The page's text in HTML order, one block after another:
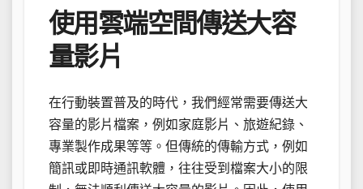
使用雲端空間傳送大容
量影片
在行動裝置普及的時代，我們經常需要傳送大
容量的影片檔案，例如家庭影片、旅遊紀錄、
專業製作成果等等。但傳統的傳輸方式，例如
簡訊或即時通訊軟體，往往受到檔案大小的限